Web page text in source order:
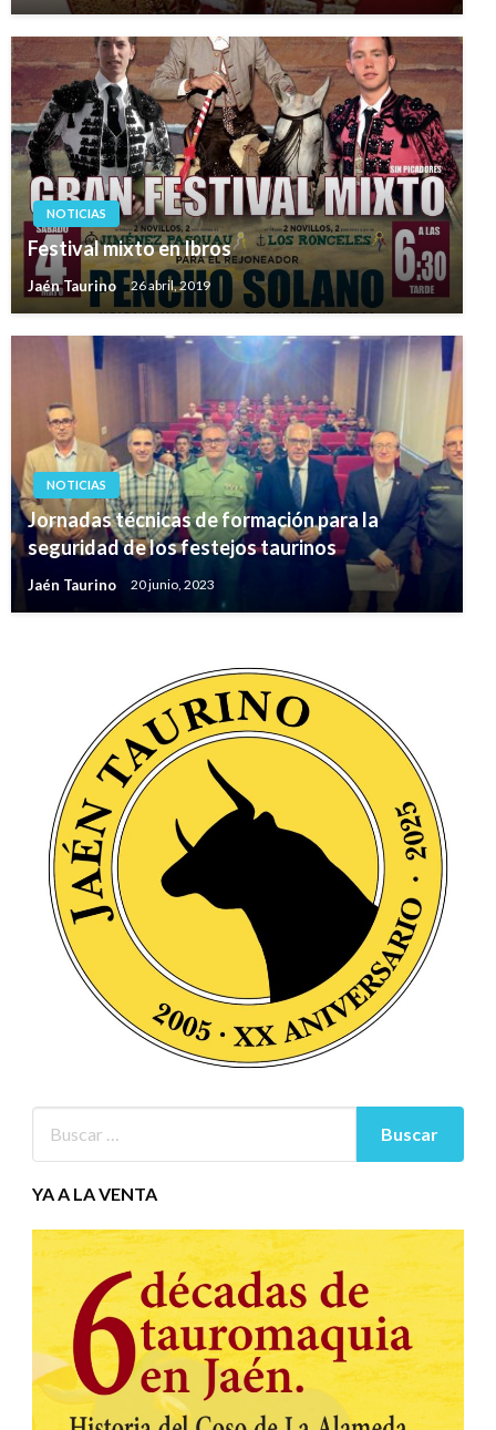
NOTICIAS
Festival mixto en Ibros
Jaén Taurino 26 abril, 2019
NOTICIAS
Jornadas técnicas de formación para la
seguridad de los festejos taurinos
Jaén Taurino 20 junio, 2023
YA A LA VENTA